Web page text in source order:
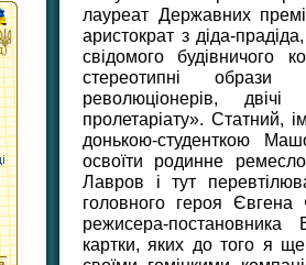
лауреат Державних
аристократ з діда-
свідомого будівничого
стереотипні образи
революціонерів,
пролетаріату». Статний,
донькою-студенткою
освоїти родинне
Лавров і тут
головного героя
режисера-
картки, яких до того я